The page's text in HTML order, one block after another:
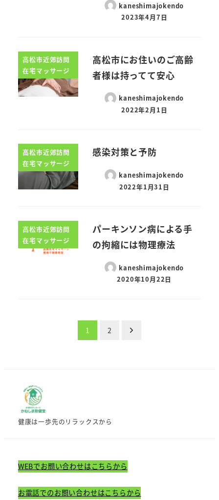
kaneshimajokendo
2023年4月7日
高松市近郊訪問
在宅マッサージ
高松市にお住いのご高齢
者様は持ってて安心
kaneshimajokendo
2022年2月1日
高松市近郊訪問
在宅マッサージ
感染対策と予防
kaneshimajokendo
2022年1月31日
高松市近郊訪問
在宅マッサージ
パーキンソン病による手
の拘縮には物理療法
kaneshimajokendo
2020年10月22日
ペ
ー
ジ
り
1 2
健康は一歩先のリラックスから
WEBでお問い合わせはこちらから
お電話でのお問い合わせはこちらから